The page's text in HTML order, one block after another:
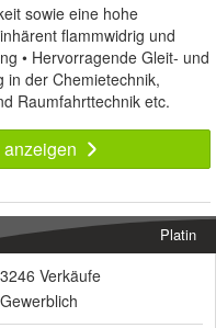
sowie eine hohe
flammwidrig und
• Hervorragende Gleit- und
in der Chemietechnik,
Raumfahrttechnik etc.
Platin
3246 Verkäufe
Gewerblich